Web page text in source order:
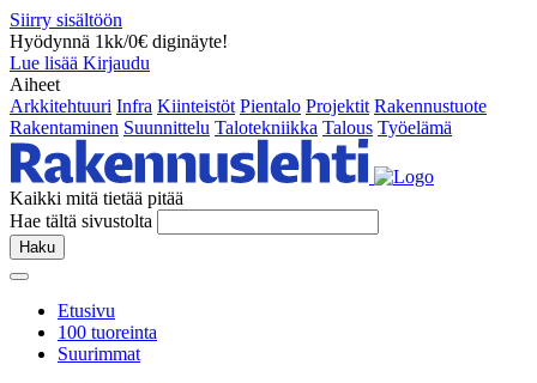
Siirry sisältöön
Hyödynnä 1kk/0€ diginäyte!
Lue lisää Kirjaudu
Aiheet
Arkkitehtuuri Infra Kiinteistöt Pientalo Projektit Rakennustuote
Rakentaminen Suunnittelu Talotekniikka Talous Työelämä
Kaikki mitä tietää pitää
Hae tältä sivustolta
Haku
Etusivu
100 tuoreinta
Suurimmat